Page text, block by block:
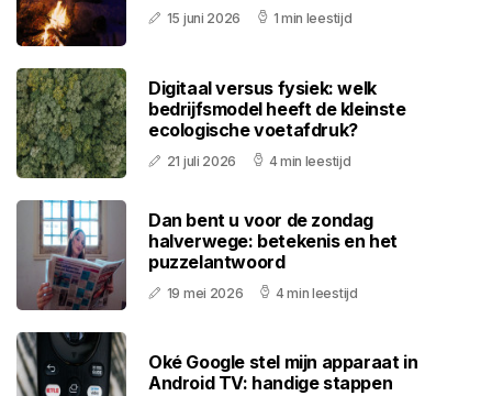
15 juni 2026 1 min leestijd
Digitaal versus fysiek: welk
bedrijfsmodel heeft de kleinste
ecologische voetafdruk?
21 juli 2026 4 min leestijd
Dan bent u voor de zondag
halverwege: betekenis en het
puzzelantwoord
19 mei 2026 4 min leestijd
Oké Google stel mijn apparaat in
Android TV: handige stappen